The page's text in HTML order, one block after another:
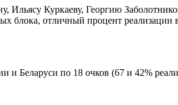
Куркаеву, Георгию
блока, отличный процент реализации
Беларуси по 18 очков (67 и 42%